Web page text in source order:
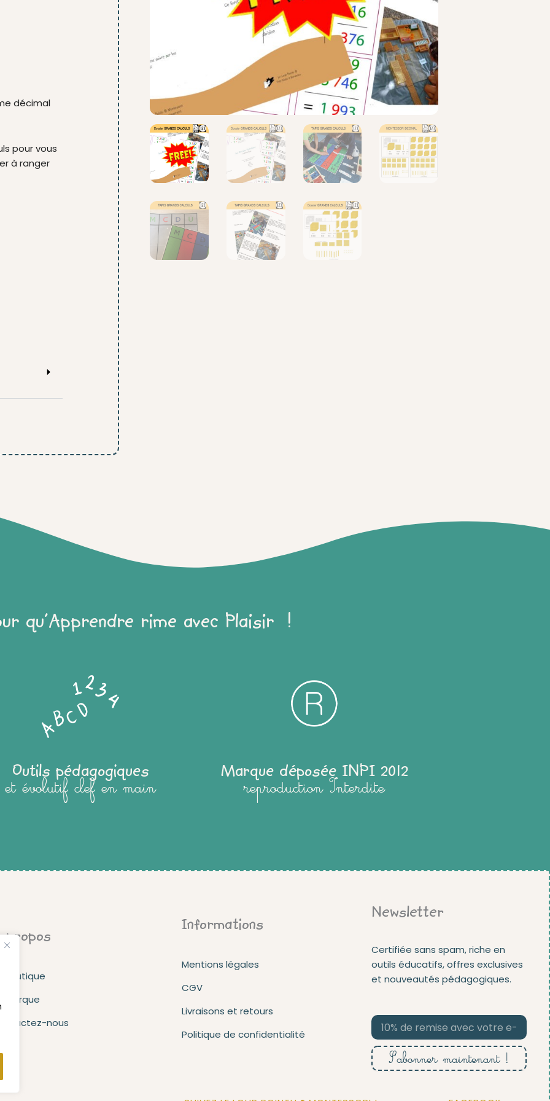
décimal
pour vous
à ranger
qu'Apprendre rime avec Plaisir !
Outils pédagogiques
et évolutif clef en main
Marque déposée INPI 2012
reproduction Interdite
propos
boutique
marque
nous
Informations
Mentions légales
CGV
Livraisons et retours
Politique de confidentialité
Newsletter
Certifiée sans spam, riche en
outils éducatifs, offres exclusives
et nouveautés pédagogiques.
S'abonner maintenant !